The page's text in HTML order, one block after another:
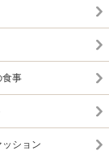
食事
ション